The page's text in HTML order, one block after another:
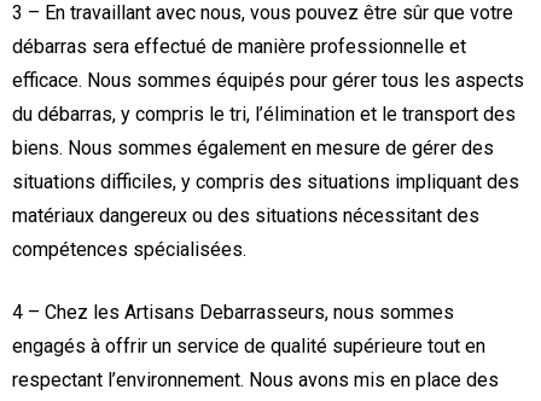
3 – En travaillant avec nous, vous pouvez être sûr que votre
débarras sera effectué de manière professionnelle et
efficace. Nous sommes équipés pour gérer tous les aspects
du débarras, y compris le tri, l’élimination et le transport des
biens. Nous sommes également en mesure de gérer des
situations difficiles, y compris des situations impliquant des
matériaux dangereux ou des situations nécessitant des
compétences spécialisées.
4 – Chez les Artisans Debarrasseurs, nous sommes
engagés à offrir un service de qualité supérieure tout en
respectant l’environnement. Nous avons mis en place des